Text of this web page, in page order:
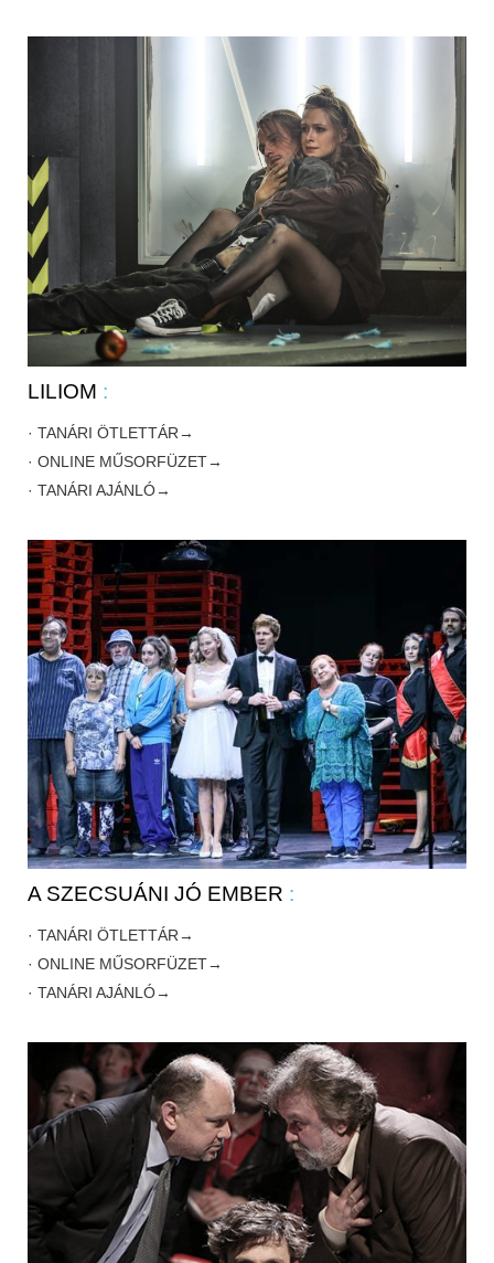
LILIOM :
· TANÁRI ÖTLETTÁR→
· ONLINE MŰSORFÜZET→
· TANÁRI AJÁNLÓ→
A SZECSUÁNI JÓ EMBER :
· TANÁRI ÖTLETTÁR→
· ONLINE MŰSORFÜZET→
· TANÁRI AJÁNLÓ→